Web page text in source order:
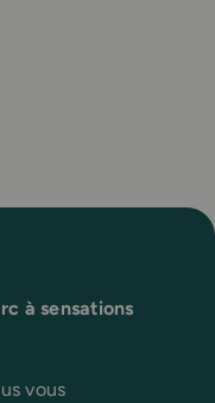
à sensations
vous